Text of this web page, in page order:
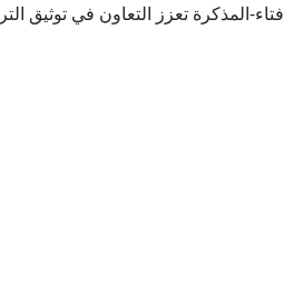
المذكرة تعزز التعاون في توثيق